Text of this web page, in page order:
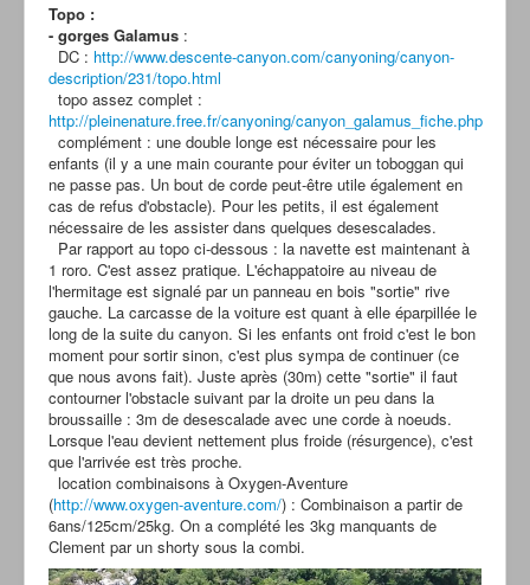
Topo :
- gorges Galamus :
DC : http://www.descente-canyon.com/canyoning/canyon-
description/231/topo.html
topo assez complet :
http://pleinenature.free.fr/canyoning/canyon_galamus_fiche.php
complément : une double longe est nécessaire pour les
enfants (il y a une main courante pour éviter un toboggan qui
ne passe pas. Un bout de corde peut-être utile également en
cas de refus d'obstacle). Pour les petits, il est également
nécessaire de les assister dans quelques desescalades.
Par rapport au topo ci-dessous : la navette est maintenant à
1 roro. C'est assez pratique. L'échappatoire au niveau de
l'hermitage est signalé par un panneau en bois "sortie" rive
gauche. La carcasse de la voiture est quant à elle éparpillée le
long de la suite du canyon. Si les enfants ont froid c'est le bon
moment pour sortir sinon, c'est plus sympa de continuer (ce
que nous avons fait). Juste après (30m) cette "sortie" il faut
contourner l'obstacle suivant par la droite un peu dans la
broussaille : 3m de desescalade avec une corde à noeuds.
Lorsque l'eau devient nettement plus froide (résurgence), c'est
que l'arrivée est très proche.
location combinaisons à Oxygen-Aventure
(http://www.oxygen-aventure.com/) : Combinaison a partir de
6ans/125cm/25kg. On a complété les 3kg manquants de
Clement par un shorty sous la combi.